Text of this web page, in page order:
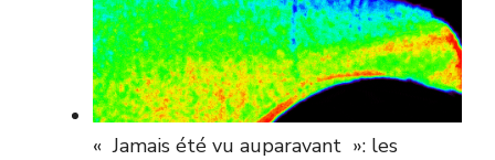
« Jamais été vu auparavant »: les